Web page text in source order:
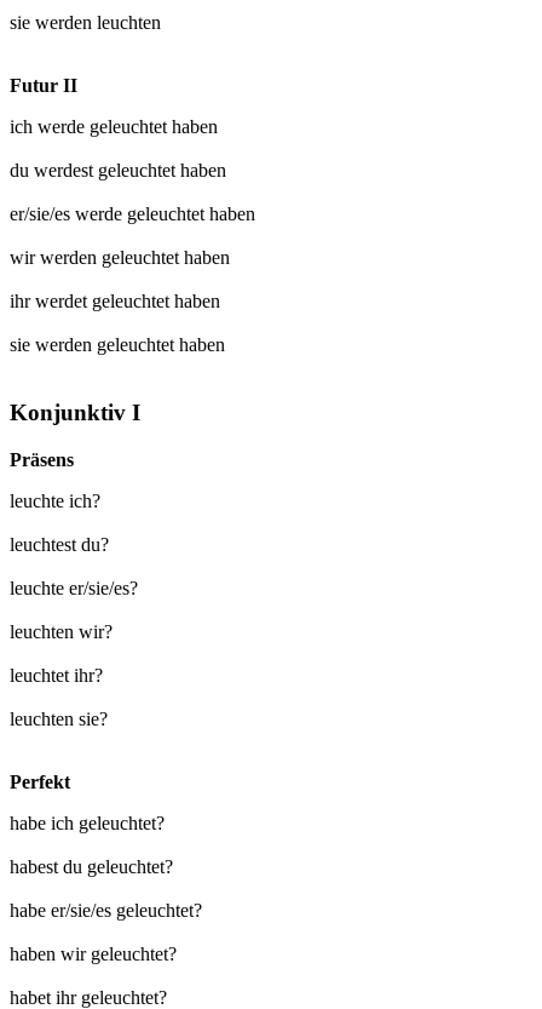
sie werden leuchten
Futur II
ich werde geleuchtet haben
du werdest geleuchtet haben
er/sie/es werde geleuchtet haben
wir werden geleuchtet haben
ihr werdet geleuchtet haben
sie werden geleuchtet haben
Konjunktiv I
Präsens
leuchte ich?
leuchtest du?
leuchte er/sie/es?
leuchten wir?
leuchtet ihr?
leuchten sie?
Perfekt
habe ich geleuchtet?
habest du geleuchtet?
habe er/sie/es geleuchtet?
haben wir geleuchtet?
habet ihr geleuchtet?